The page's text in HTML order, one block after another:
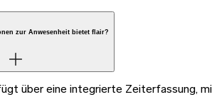
zur Anwesenheit bietet flair?
über eine integrierte Zeiterfassung,